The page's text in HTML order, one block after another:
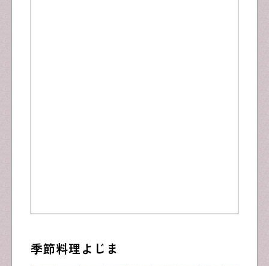
季節料理よじま